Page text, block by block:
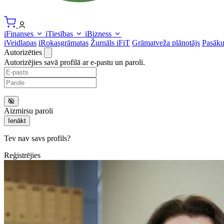
iFinanses iTiesības
iBizness
iVeidlapas iRokasgrāmatas Žurnāls iFiT Grāmatveža plānotājs
Autorizēties
Autorizējies savā profilā ar e-pastu un paroli.
Aizmirsu paroli
Ienākt
Tev nav savs profils?
Reģistrējies